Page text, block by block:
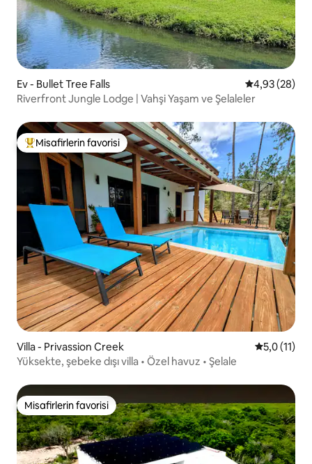
Ev - Bullet Tree Falls 5 üzerinden
4,93 (28)
Riverfront Jungle Lodge | Vahşi Yaşam ve Şelaleler
Misafirlerin favorilerinden en beğenilenler arasında
Misafirlerin favorisi
Villa - Privassion Creek 55,0 (11)
Yüksekte, şebeke dışı villa • Özel havuz • Şelale
Misafirlerin favorisi
Misafirlerin favorisi